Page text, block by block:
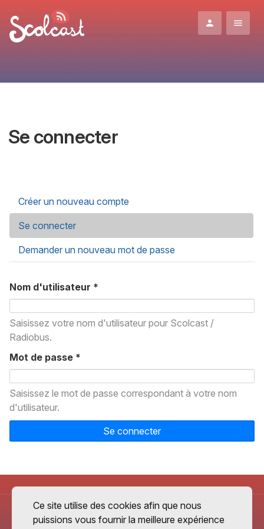
Se connecter
Onglets principaux
Créer un nouveau compte
Se connecter
Demander un nouveau mot de passe
Nom d'utilisateur *
Saisissez votre nom d'utilisateur pour Scolcast /
Radiobus.
Mot de passe *
Saisissez le mot de passe correspondant à votre nom
d'utilisateur.
Se connecter
Ce site utilise des cookies afin que nous
puissions vous fournir la meilleure expérience